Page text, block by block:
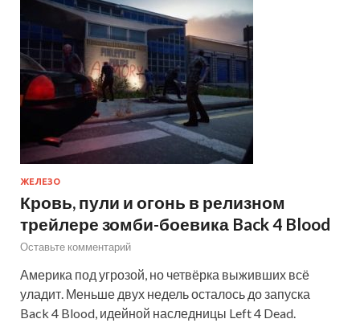
ЖЕЛЕЗО
Кровь, пули и огонь в релизном
трейлере зомби-боевика Back 4 Blood
Оставьте комментарий
Америка под угрозой, но четвёрка выживших всё
уладит. Меньше двух недель осталось до запуска
Back 4 Blood, идейной наследницы Left 4 Dead.